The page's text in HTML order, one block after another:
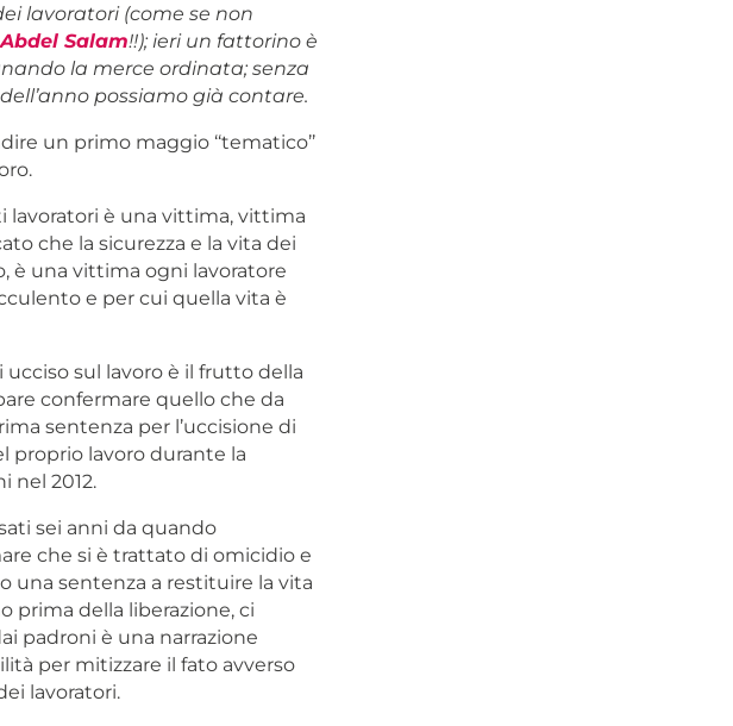
lavoratori (come se non
Abdel Salam!!); ieri un fattorino è
la merce ordinata; senza
possiamo già contare.
un primo maggio ‘‘tematico’’
lavoratori è una vittima, vittima
che la sicurezza e la vita dei
è una vittima ogni lavoratore
e per cui quella vita è
sul lavoro è il frutto della
confermare quello che da
sentenza per l’uccisione di
proprio lavoro durante la
nel 2012.
sei anni da quando
che si è trattato di omicidio e
una sentenza a restituire la vita
prima della liberazione, ci
padroni è una narrazione
per mitizzare il fato avverso
lavoratori.